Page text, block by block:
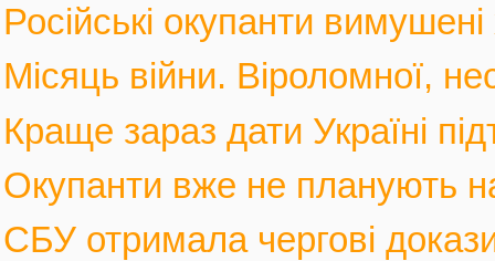
Російські окупанти
Місяць війни. Віроломної,
Краще зараз дати Україні
Окупанти вже не планують
СБУ отримала чергові